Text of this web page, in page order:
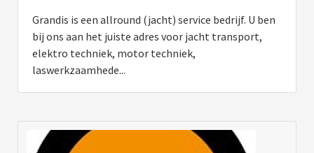
Grandis is een allround (jacht) service bedrijf. U ben
bij ons aan het juiste adres voor jacht transport,
elektro techniek, motor techniek,
laswerkzaamhede...